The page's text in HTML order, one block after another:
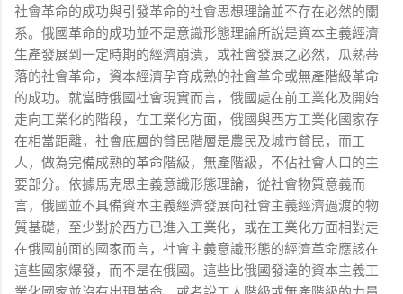
社會革命的成功與引發革命的社會思想理論並不存在必然的關
系。俄國革命的成功並不是意識形態理論所說是資本主義經濟
生產發展到一定時期的經濟崩潰，或社會發展之必然，瓜熟蒂
落的社會革命，資本經濟孕育成熟的社會革命或無產階級革命
的成功。就當時俄國社會現實而言，俄國處在前工業化及開始
走向工業化的階段，在工業化方面，俄國與西方工業化國家存
在相當距離，社會底層的貧民階層是農民及城市貧民，而工
人，做為完備成熟的革命階級，無產階級，不佔社會人口的主
要部分。依據馬克思主義意識形態理論，從社會物質意義而
言，俄國並不具備資本主義經濟發展向社會主義經濟過渡的物
質基礎，至少對於西方已進入工業化，或在工業化方面相對走
在俄國前面的國家而言，社會主義意識形態的經濟革命應該在
這些國家爆發，而不是在俄國。這些比俄國發達的資本主義工